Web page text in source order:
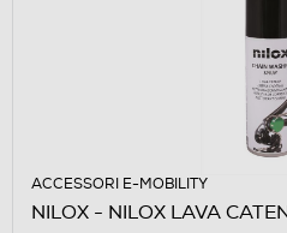
ACCESSORI E-MOBILITY
NILOX - NILOX LAVA